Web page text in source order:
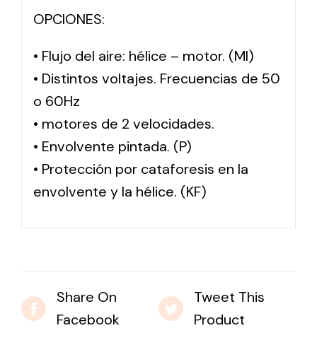
OPCIONES:
• Flujo del aire: hélice – motor. (MI)
• Distintos voltajes. Frecuencias de 50
o 60Hz
• motores de 2 velocidades.
• Envolvente pintada. (P)
• Protección por cataforesis en la
envolvente y la hélice. (KF)
Share On
Facebook
Tweet This
Product